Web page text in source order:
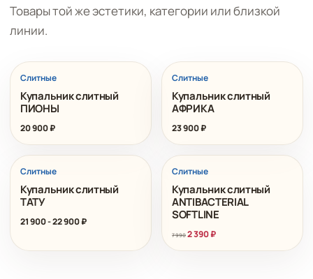
Товары той же эстетики, категории или близкой
линии.
Слитные
Купальник слитный
ПИОНЫ
20 900₽
Слитные
Купальник слитный
АФРИКА
23 900₽
Слитные
Купальник слитный
ТАТУ
21 900-22 900₽
Слитные
Купальник слитный
ANTIBACTERIAL
SOFTLINE
7 990 2 390₽